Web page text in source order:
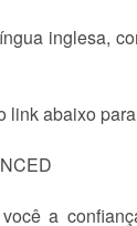
inglesa,
abaixo
a